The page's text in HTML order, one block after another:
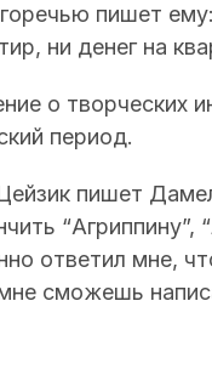
пишет
ни денег на
о творческих
период.
пишет
“Агриппину”,
ответил мне,
сможешь